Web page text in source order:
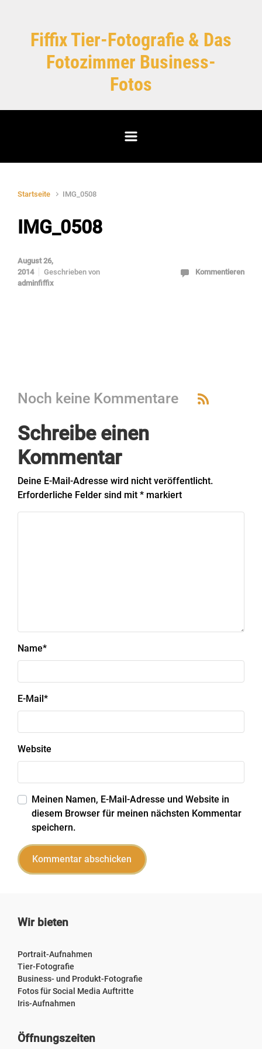
Fiffix Tier-Fotografie & Das
Fotozimmer Business-
Fotos
Startseite IMG_0508
IMG_0508
August 26,
2014
Geschrieben von
adminfiffix
Kommentieren
Noch keine Kommentare
Schreibe einen
Kommentar
Deine E-Mail-Adresse wird nicht veröffentlicht.
Erforderliche Felder sind mit * markiert
Name*
E-Mail*
Website
Meinen Namen, E-Mail-Adresse und Website in
diesem Browser für meinen nächsten Kommentar
speichern.
Wir bieten
Portrait-Aufnahmen
Tier-Fotografie
Business- und Produkt-Fotografie
Fotos für Social Media Auftritte
Iris-Aufnahmen
Öffnungszeiten